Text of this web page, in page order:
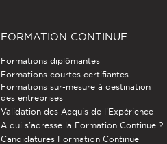
FORMATION CONTINUE
Formations diplômantes
Formations courtes certifiantes
Formations sur-mesure à destination
des entreprises
Validation des Acquis de l’Expérience
A qui s'adresse la Formation Continue ?
Candidatures Formation Continue